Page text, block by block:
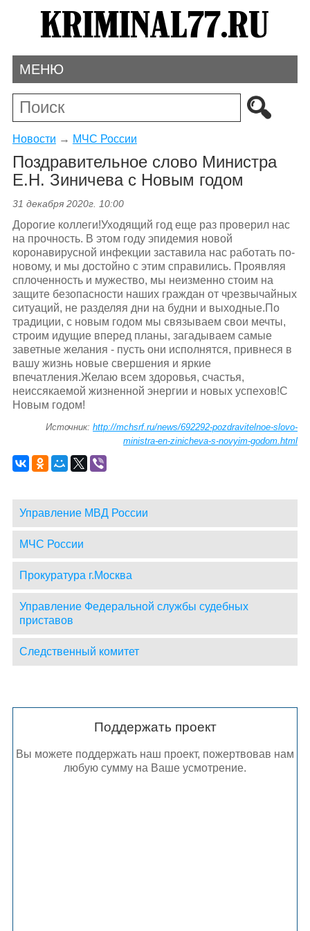
МЕНЮ
Новости → МЧС России
Поздравительное слово Министра
Е.Н. Зиничева с Новым годом
31 декабря 2020г. 10:00
Дорогие коллеги!Уходящий год еще раз проверил нас
на прочность. В этом году эпидемия новой
коронавирусной инфекции заставила нас работать по-
новому, и мы достойно с этим справились. Проявляя
сплоченность и мужество, мы неизменно стоим на
защите безопасности наших граждан от чрезвычайных
ситуаций, не разделяя дни на будни и выходные.По
традиции, с новым годом мы связываем свои мечты,
строим идущие вперед планы, загадываем самые
заветные желания - пусть они исполнятся, привнеся в
вашу жизнь новые свершения и яркие
впечатления.Желаю всем здоровья, счастья,
неиссякаемой жизненной энергии и новых успехов!С
Новым годом!
Источник:http://mchsrf.ru/news/692292-pozdravitelnoe-slovo-
ministra-en-zinicheva-s-novyim-godom.html
Управление МВД России
МЧС России
Прокуратура г.Москва
Управление Федеральной службы судебных
приставов
Следственный комитет
Поддержать проект
Вы можете поддержать наш проект, пожертвовав нам
любую сумму на Ваше усмотрение.